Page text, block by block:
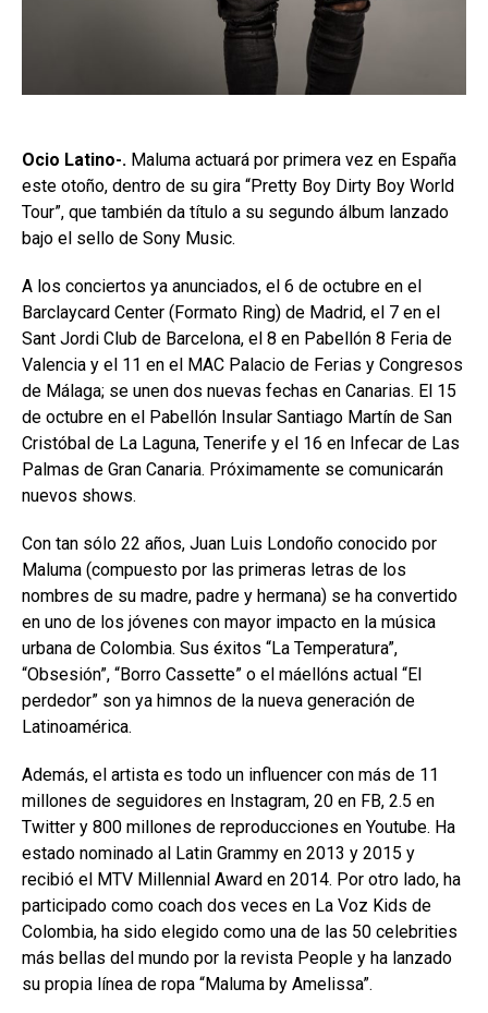
Ocio Latino-. Maluma actuará por primera vez en España
este otoño, dentro de su gira “Pretty Boy Dirty Boy World
Tour”, que también da título a su segundo álbum lanzado
bajo el sello de Sony Music.
A los conciertos ya anunciados, el 6 de octubre en el
Barclaycard Center (Formato Ring) de Madrid, el 7 en el
Sant Jordi Club de Barcelona, el 8 en Pabellón 8 Feria de
Valencia y el 11 en el MAC Palacio de Ferias y Congresos
de Málaga; se unen dos nuevas fechas en Canarias. El 15
de octubre en el Pabellón Insular Santiago Martín de San
Cristóbal de La Laguna, Tenerife y el 16 en Infecar de Las
Palmas de Gran Canaria. Próximamente se comunicarán
nuevos shows.
Con tan sólo 22 años, Juan Luis Londoño conocido por
Maluma (compuesto por las primeras letras de los
nombres de su madre, padre y hermana) se ha convertido
en uno de los jóvenes con mayor impacto en la música
urbana de Colombia. Sus éxitos “La Temperatura”,
“Obsesión”, “Borro Cassette” o el máellóns actual “El
perdedor” son ya himnos de la nueva generación de
Latinoamérica.
Además, el artista es todo un influencer con más de 11
millones de seguidores en Instagram, 20 en FB, 2.5 en
Twitter y 800 millones de reproducciones en Youtube. Ha
estado nominado al Latin Grammy en 2013 y 2015 y
recibió el MTV Millennial Award en 2014. Por otro lado, ha
participado como coach dos veces en La Voz Kids de
Colombia, ha sido elegido como una de las 50 celebrities
más bellas del mundo por la revista People y ha lanzado
su propia línea de ropa “Maluma by Amelissa”.